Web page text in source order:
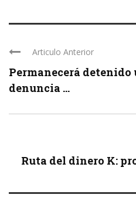
Articulo Anterior
Permanecerá detenido
denuncia ...
Ruta del dinero K: